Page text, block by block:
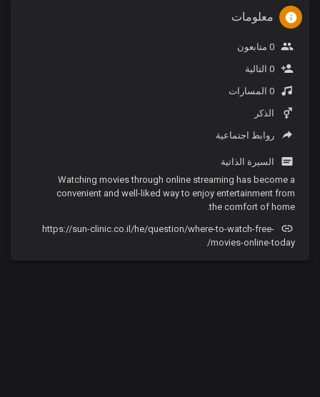
معلومات
الذكر
روابط اجتماعية
السيرة الذاتية
Watching movies through online streaming has become a
convenient and well-liked way to enjoy entertainment from
the comfort of home.
https://sun-clinic.co.il/he/question/where-to-watch-free-
movies-online-today/